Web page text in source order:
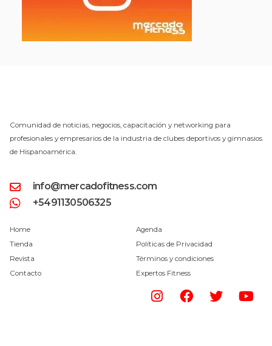
Comunidad de noticias, negocios, capacitación y networking para
profesionales y empresarios de la industria de clubes deportivos y gimnasios
de Hispanoamérica.
info@mercadofitness.com
+5491130506325
Home
Tienda
Revista
Contacto
Agenda
Políticas de Privacidad
Términos y condiciones
Expertos Fitness